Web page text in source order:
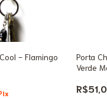
- Flamingo
Porta
Verde